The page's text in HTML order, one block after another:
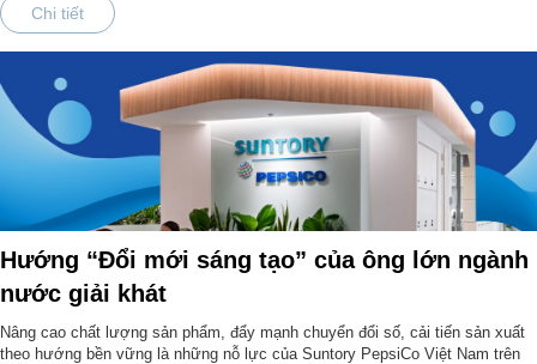
Chi tiết
Hướng “Đổi mới sáng tạo” của ông lớn ngành
nước giải khát
Nâng cao chất lượng sản phẩm, đẩy mạnh chuyển đổi số, cải tiến sản xuất
theo hướng bền vững là những nỗ lực của Suntory PepsiCo Việt Nam trên